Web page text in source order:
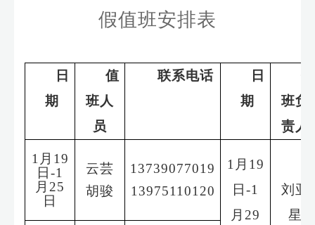
假值班安排表
日
期
值
班人
员
联系电话
日
期
班负
责人
1 月 19
日 -1
月 25
日
云芸
胡骏
13739077019
13975110120
1 月 19
日 -1
月 29
刘亚
星